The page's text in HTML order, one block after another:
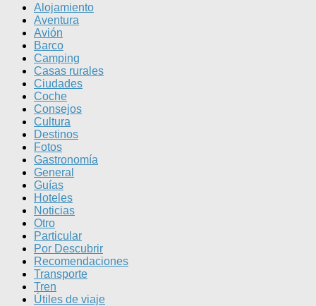
Alojamiento
Aventura
Avión
Barco
Camping
Casas rurales
Ciudades
Coche
Consejos
Cultura
Destinos
Fotos
Gastronomía
General
Guías
Hoteles
Noticias
Otro
Particular
Por Descubrir
Recomendaciones
Transporte
Tren
Útiles de viaje